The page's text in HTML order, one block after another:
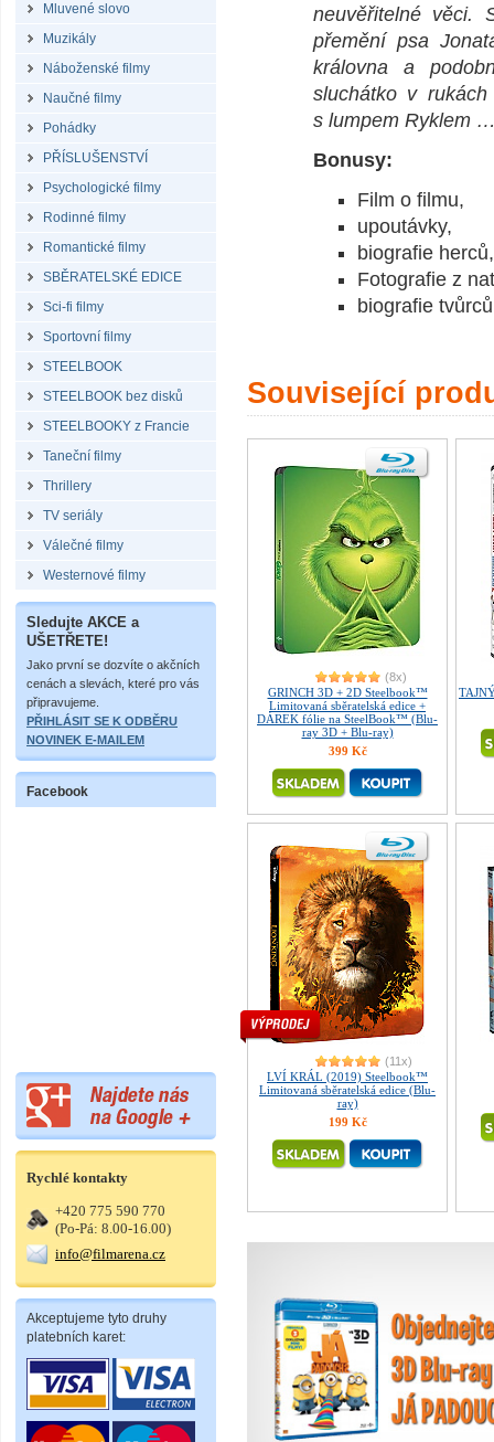
Mluvené slovo
Muzikály
Náboženské filmy
Naučné filmy
Pohádky
PŘÍSLUŠENSTVÍ
Psychologické filmy
Rodinné filmy
Romantické filmy
SBĚRATELSKÉ EDICE
Sci-fi filmy
Sportovní filmy
STEELBOOK
STEELBOOK bez disků
STEELBOOKY z Francie
Taneční filmy
Thrillery
TV seriály
Válečné filmy
Westernové filmy
Sledujte AKCE a
UŠETŘETE!
Jako první se dozvíte o akčních
cenách a slevách, které pro vás
připravujeme.
PŘIHLÁSIT SE K ODBĚRU
NOVINEK E-MAILEM
Facebook
Rychlé kontakty
+420 775 590 770
(Po-Pá: 8.00-16.00)
info@filmarena.cz
Akceptujeme tyto druhy
platebních karet:
neuvěřitelné věci.
přemění psa
královna a
sluchátko v
s lumpem Ryklem
Bonusy:
Film o filmu,
upoutávky,
biografie herců,
Fotografie z
biografie tvůrců
Související
(8x)
GRINCH 3D + 2D Steelbook™
Limitovaná sběratelská edice +
DÁREK fólie na SteelBook™ (Blu-
ray 3D + Blu-ray)
399 Kč
(11x)
LVÍ KRÁL (2019) Steelbook™
Limitovaná sběratelská edice (Blu-
ray)
199 Kč